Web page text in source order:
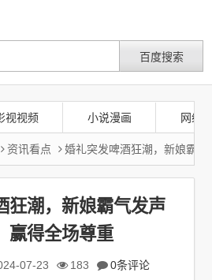
视视频 小说漫画 网络
资讯看点 婚礼突发啤酒狂潮，新娘霸
狂潮，新娘霸气发声
赢得全场尊重
07-23 183 0条评论